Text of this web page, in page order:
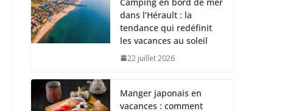
dans l’Hérault : la
tendance qui redéfinit
les vacances au soleil
22 juillet 2026
Manger japonais en
vacances : comment